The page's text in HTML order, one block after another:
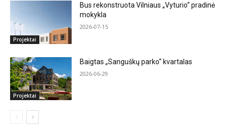
Projektai
Bus rekonstruota Vilniaus „Vyturio“ pradinė
mokykla
2026-07-15
Projektai
Baigtas „Sanguškų parko“ kvartalas
2026-06-29